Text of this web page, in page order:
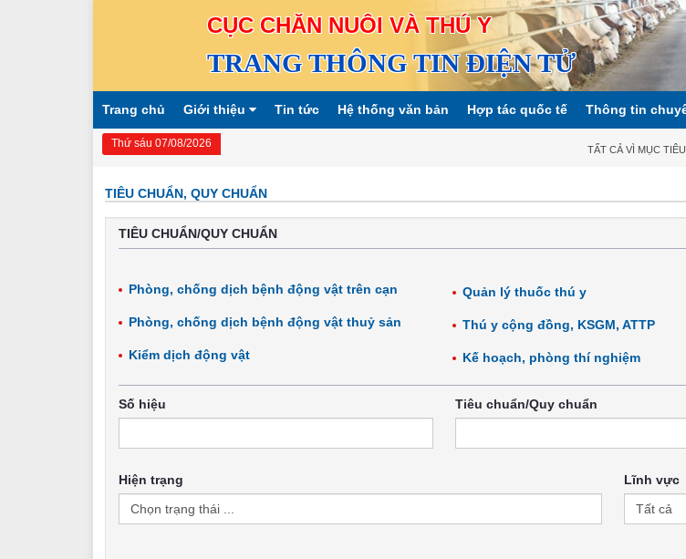
CỤC CHĂN NUÔI VÀ THÚ Y
TRANG THÔNG TIN ĐIỆN TỬ
Trang chủ Giới thiệu Tin tức Hệ thống văn bản Hợp tác quốc tế Thông tin
Thứ sáu 07/08/2026 TẤT CẢ VÌ MỤC TIÊU
TIÊU CHUẨN, QUY CHUẨN
TIÊU CHUẨN/QUY CHUẨN
Phòng, chống dịch bệnh động vật trên cạn
Phòng, chống dịch bệnh động vật thuỷ sản
Kiểm dịch động vật
Quản lý thuốc thú y
Thú y cộng đồng, KSGM, ATTP
Kế hoạch, phòng thí nghiệm
Số hiệu Tiêu chuẩn/Quy chuẩn
Hiện trạng Lĩnh vực